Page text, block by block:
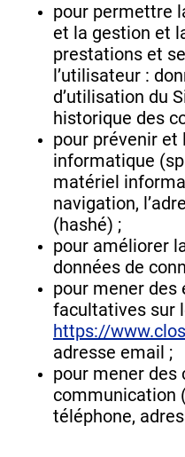
pour permettre
et la gestion et
prestations et
l’utilisateur :
d’utilisation du
historique des
pour prévenir
informatique
matériel
navigation,
(hashé) ;
pour améliorer
données de
pour mener
facultatives sur
https://
adresse email ;
pour mener des
communication
téléphone,